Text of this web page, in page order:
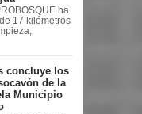
ha
17 kilómetros
concluye los
de la
Municipio